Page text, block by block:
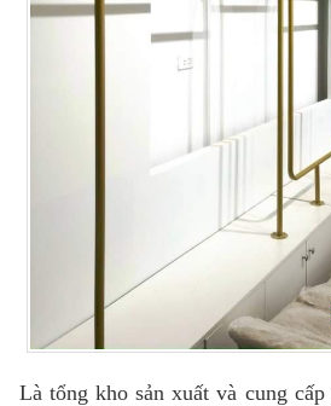
Là tổng kho sản xuất và cung